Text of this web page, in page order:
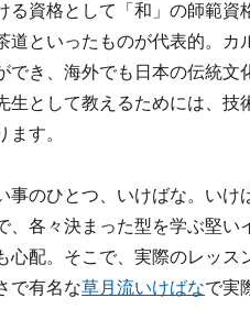
る資格として「和」の師範資
道といったものが代表的。カ
でき、海外でも日本の伝統文
生として教えるためには、技
ます。
事のひとつ、いけばな。いけ
、各々決まった型を学ぶ堅い
心配。そこで、実際のレッ
で有名な草月流いけばなで実